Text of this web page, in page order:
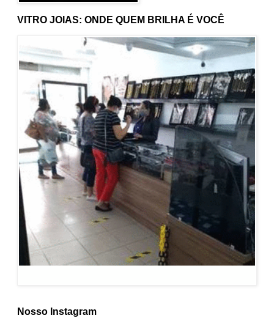
Nosso Instagram
VITRO JOIAS: ONDE QUEM BRILHA É VOCÊ